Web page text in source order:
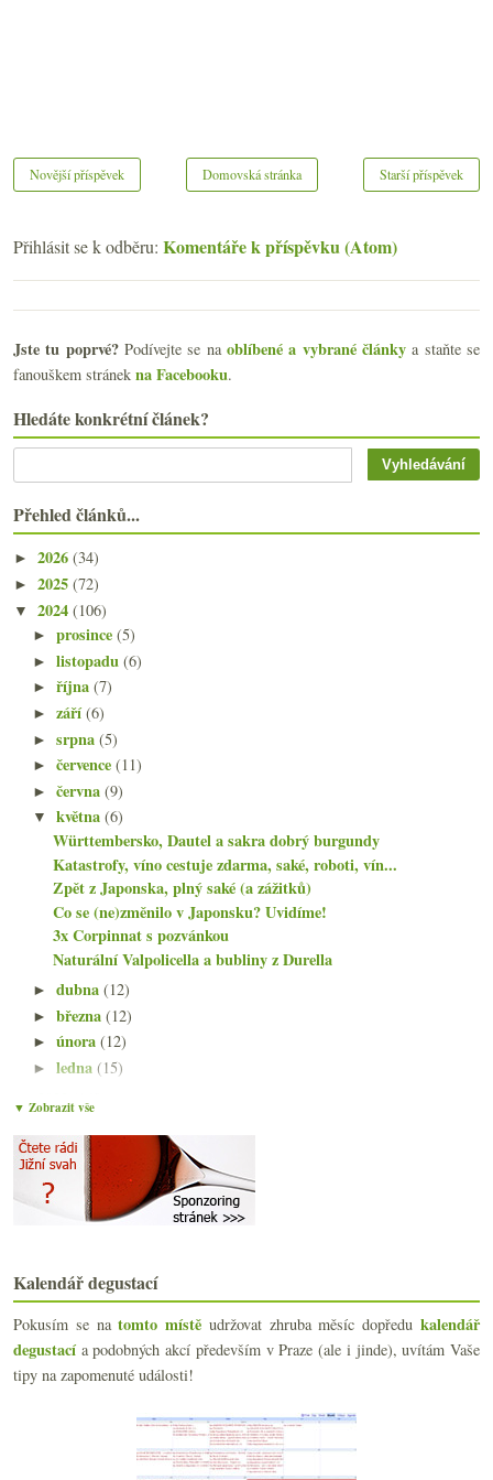
Novější příspěvek Starší příspěvek
Domovská stránka
Přihlásit se k odběru: Komentáře k příspěvku (Atom)
Jste tu poprvé?Podívejte se naoblíbené a vybrané články a staňte se
fanouškem stránek na Facebooku.
Hledáte konkrétní článek?
Přehled článků...
► 2026 (34)
► 2025 (72)
▼ 2024 (106)
►prosince(5)
►listopadu(6)
►října(7)
►září(6)
►srpna(5)
►července(11)
►června(9)
▼května(6)
Württembersko, Dautel a sakra dobrý burgundy
Katastrofy, víno cestuje zdarma, saké, roboti, vín...
Zpět z Japonska, plný saké (a zážitků)
Co se (ne)změnilo v Japonsku? Uvidíme!
3x Corpinnat s pozvánkou
Naturální Valpolicella a bubliny z Durella
►dubna(12)
►března(12)
►února(12)
►ledna(15)
2023(160)
►2021(239)
2020(239)
► 2019 (238)
(240)
►2016(250)
►2015(251)
►2014 (254)
►2013(249)
► 2012(254)
▼ Zobrazit vše
Kalendář degustací
Pokusím se natomto místě udržovat zhruba měsíc dopředukalendář
degustacía podobných akcí především v Praze (ale i jinde), uvítám Vaše
tipy na zapomenuté události!